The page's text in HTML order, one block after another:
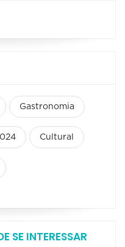
Gastronomia
Cultural
SE INTERESSAR